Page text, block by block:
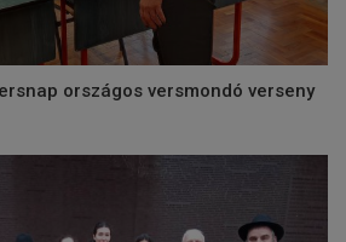
országos versmondó verseny